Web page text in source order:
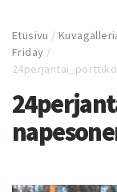
Etusivu /
Friday /